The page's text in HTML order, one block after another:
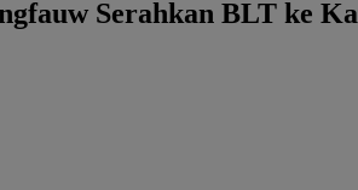
Serahkan BLT ke